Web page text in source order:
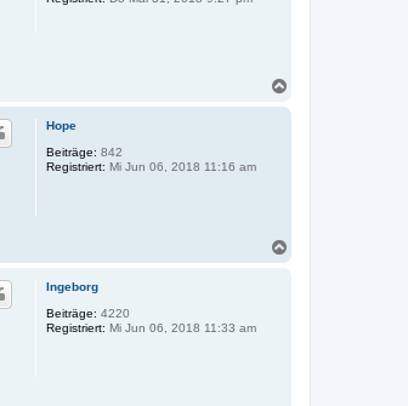
Hope
Beiträge: 842
Registriert: Mi Jun 06, 2018 11:16 am
Ingeborg
Beiträge: 4220
Registriert: Mi Jun 06, 2018 11:33 am